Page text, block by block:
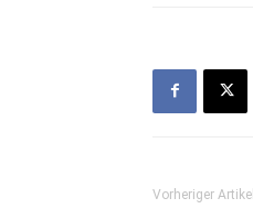
Vorheriger Artikel